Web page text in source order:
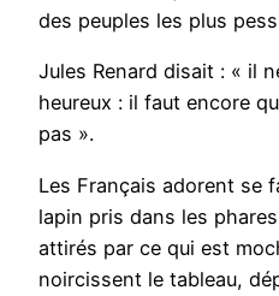
des peuples les plus
Jules Renard disait : « il
heureux : il faut encore
pas ».
Les Français adorent se
lapin pris dans les
attirés par ce qui est
noircissent le tableau,